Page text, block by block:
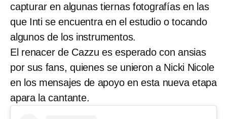
capturar en algunas tiernas fotografías en las
que Inti se encuentra en el estudio o tocando
algunos de los instrumentos.
El renacer de Cazzu es esperado con ansias
por sus fans, quienes se unieron a Nicki Nicole
en los mensajes de apoyo en esta nueva etapa
apara la cantante.